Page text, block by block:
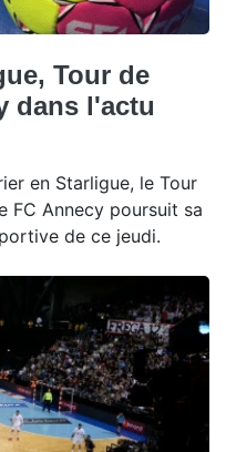
Tour de
dans l'actu
en Starligue, le Tour
FC Annecy poursuit sa
de ce jeudi.